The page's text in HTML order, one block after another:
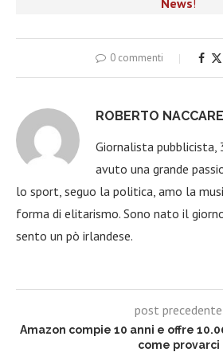
News!
0 commenti
ROBERTO
Giornalista pubblicista,
avuto una grande
lo sport, seguo la politica, amo la
forma di elitarismo. Sono nato il
sento un pò irlandese.
post precedente
Amazon compie 10 anni e offre
come provarci